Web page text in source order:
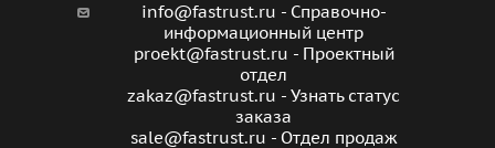
info@fastrust.ru - Справочно-
информационный центр
proekt@fastrust.ru - Проектный
отдел
zakaz@fastrust.ru - Узнать статус
заказа
sale@fastrust.ru - Отдел продаж